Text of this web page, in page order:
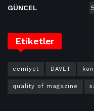
GÜNCEL
Etiketler
cemiyet DAVET
quality of magazine